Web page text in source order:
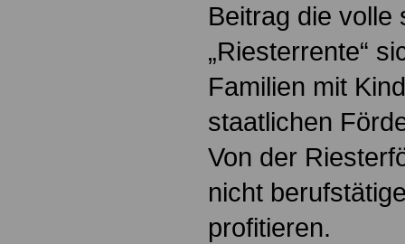
Beitrag die volle
„Riesterrente“
Familien mit
staatlichen
Von der
nicht
profitieren.